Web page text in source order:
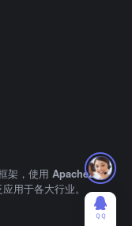
架，使用 Apache2.0
用于各大行业。
ＱＱ